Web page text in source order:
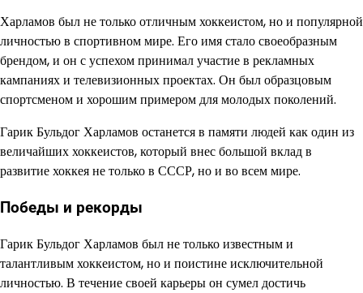
Харламов был не только отличным хоккеистом, но и популярной
личностью в спортивном мире. Его имя стало своеобразным
брендом, и он с успехом принимал участие в рекламных
кампаниях и телевизионных проектах. Он был образцовым
спортсменом и хорошим примером для молодых поколений.
Гарик Бульдог Харламов останется в памяти людей как один из
величайших хоккеистов, который внес большой вклад в
развитие хоккея не только в СССР, но и во всем мире.
Победы и рекорды
Гарик Бульдог Харламов был не только известным и
талантливым хоккеистом, но и поистине исключительной
личностью. В течение своей карьеры он сумел достичь